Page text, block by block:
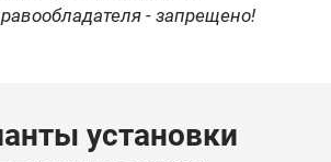
- запрещено!
установки